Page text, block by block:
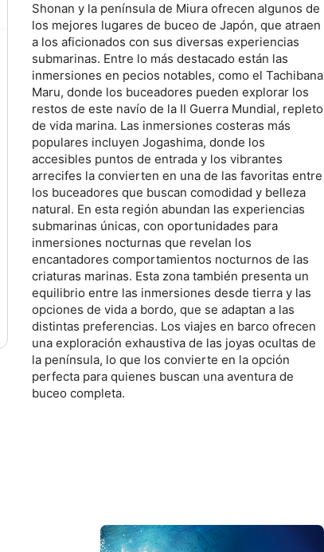
Shonan y la península de Miura ofrecen algunos de
los mejores lugares de buceo de Japón, que atraen
a los aficionados con sus diversas experiencias
submarinas. Entre lo más destacado están las
inmersiones en pecios notables, como el Tachibana
Maru, donde los buceadores pueden explorar los
restos de este navío de la II Guerra Mundial, repleto
de vida marina. Las inmersiones costeras más
populares incluyen Jogashima, donde los
accesibles puntos de entrada y los vibrantes
arrecifes la convierten en una de las favoritas entre
los buceadores que buscan comodidad y belleza
natural. En esta región abundan las experiencias
submarinas únicas, con oportunidades para
inmersiones nocturnas que revelan los
encantadores comportamientos nocturnos de las
criaturas marinas. Esta zona también presenta un
equilibrio entre las inmersiones desde tierra y las
opciones de vida a bordo, que se adaptan a las
distintas preferencias. Los viajes en barco ofrecen
una exploración exhaustiva de las joyas ocultas de
la península, lo que los convierte en la opción
perfecta para quienes buscan una aventura de
buceo completa.